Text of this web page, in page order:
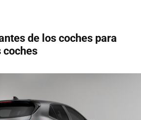
de los coches para
coches